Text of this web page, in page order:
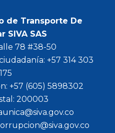
de Transporte De
SIVA SAS
78 #38-50
+57 314 303
+57 (605) 5898302
200003